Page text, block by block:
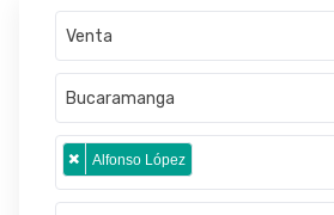
Venta
Bucaramanga
× Alfonso López